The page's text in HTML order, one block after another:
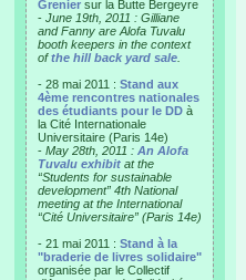
Grenier sur la Butte Bergeyre
- June 19th, 2011 : Gilliane
and Fanny are Alofa Tuvalu
booth keepers in the context
ofthe hill back yard sale
- 28 mai 2011 : Stand aux
4ème rencontres nationales
des étudiants pour le DD à
la Cité Internationale
Universitaire (Paris 14e)
- May 28th, 2011 : An Alofa
Tuvalu exhibit at the
“Students for sustainable
development” 4th National
meeting at the International
“Cité Universitaire” (Paris 14e)
- 21 mai 2011 : Stand à la
"braderie de livres solidaire"
organisée par le Collectif